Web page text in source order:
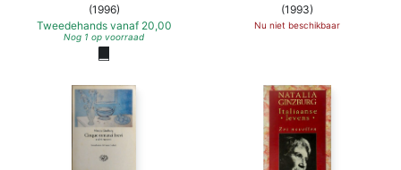
(1996)
Tweedehands vanaf 20,00
Nog 1 op voorraad
(1993)
Nu niet beschikbaar